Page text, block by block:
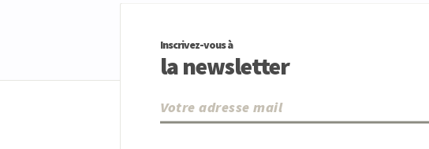
Inscrivez-vous à
la newsletter